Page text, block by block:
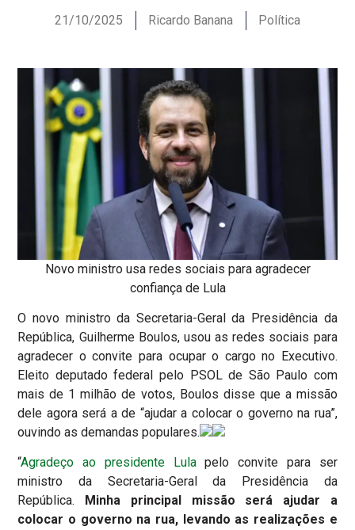
21/10/2025 Ricardo Banana Política
Novo ministro usa redes sociais para agradecer
confiança de Lula
O novo ministro da Secretaria-Geral da Presidência da
República, Guilherme Boulos, usou as redes sociais para
agradecer o convite para ocupar o cargo no Executivo.
Eleito deputado federal pelo PSOL de São Paulo com
mais de 1 milhão de votos, Boulos disse que a missão
dele agora será a de “ajudar a colocar o governo na rua”,
ouvindo as demandas populares.
“Agradeço ao presidente Lulapelo convite para ser
ministro da Secretaria-Geral da Presidência da
República.
Minha principal missão será ajudar a
colocar o governo na rua, levando as realizações e